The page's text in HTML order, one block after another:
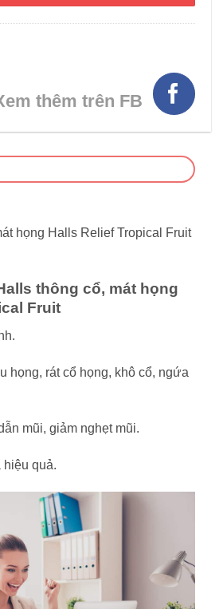
thêm trên FB
họng Halls Relief Tropical Fruit
thông cổ, mát họng
Fruit
họng, rát cổ họng, khô cổ, ngứa
mũi, giảm nghẹt mũi.
hiệu quả.